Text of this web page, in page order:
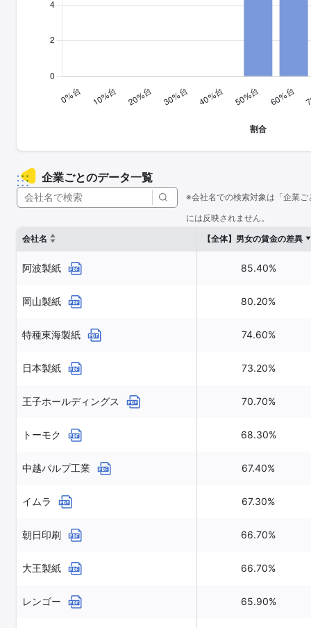
企業ごとのデータ一覧
※会社名での検索対象は「企業
には反映されません。
会社名
【全体】男女の賃金の差異
阿波製紙 85.40%
岡山製紙 80.20%
特種東海製紙 74.60%
日本製紙 73.20%
王子ホールディングス 70.70%
トーモク 68.30%
中越パルプ工業 67.40%
イムラ 67.30%
朝日印刷 66.70%
大王製紙 66.70%
レンゴー 65.90%